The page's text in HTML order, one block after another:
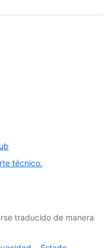
técnico.
traducido de manera